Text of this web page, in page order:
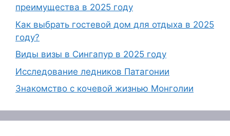
преимущества в 2025 году
Как выбрать гостевой дом для отдыха в 2025
году?
Виды визы в Сингапур в 2025 году
Исследование ледников Патагонии
Знакомство с кочевой жизнью Монголии